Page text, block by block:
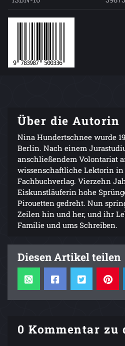
Über die Autorin
Nina Hundertschnee wurde
Berlin. Nach einem
anschließendem Volontariat
wissenschaftliche Lektorin
Fachbuchverlag. Vierzehn
Eiskunstläuferin hohe
Pirouetten gedreht. Nun
Zeilen hin und her, und ihr
Familie und ums Schreiben.
Diesen Artikel teilen
0 Kommentar zu